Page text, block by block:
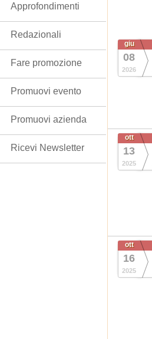
giu
08
2026
ott
13
2025
ott
16
2025
Approfondimenti
Redazionali
Fare promozione
Promuovi evento
Promuovi azienda
Ricevi Newsletter